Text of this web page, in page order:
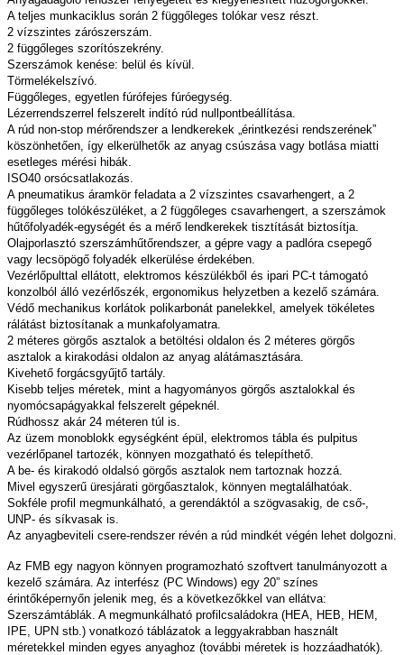
A teljes munkaciklus során 2 függőleges tolókar vesz részt.
2 vízszintes zárószerszám.
2 függőleges szorítószekrény.
Szerszámok kenése: belül és kívül.
Törmelékelszívó.
Függőleges, egyetlen fúrófejes fúróegység.
Lézerrendszerrel felszerelt indító rúd nullpontbeállítása.
A rúd non-stop mérőrendszer a lendkerekek „érintkezési rendszerének”
köszönhetően, így elkerülhetők az anyag csúszása vagy botlása miatti
esetleges mérési hibák.
ISO40 orsócsatlakozás.
A pneumatikus áramkör feladata a 2 vízszintes csavarhengert, a 2
függőleges tolókészüléket, a 2 függőleges csavarhengert, a szerszámok
hűtőfolyadék-egységét és a mérő lendkerekek tisztítását biztosítja.
Olajporlasztó szerszámhűtőrendszer, a gépre vagy a padlóra csepegő
vagy lecsöpögő folyadék elkerülése érdekében.
Vezérlőpulttal ellátott, elektromos készülékből és ipari PC-t támogató
konzolból álló vezérlőszék, ergonomikus helyzetben a kezelő számára.
Védő mechanikus korlátok polikarbonát panelekkel, amelyek tökéletes
rálátást biztosítanak a munkafolyamatra.
2 méteres görgős asztalok a betöltési oldalon és 2 méteres görgős
asztalok a kirakodási oldalon az anyag alátámasztására.
Kivehető forgácsgyűjtő tartály.
Kisebb teljes méretek, mint a hagyományos görgős asztalokkal és
nyomócsapágyakkal felszerelt gépeknél.
Rúdhossz akár 24 méteren túl is.
Az üzem monoblokk egységként épül, elektromos tábla és pulpitus
vezérlőpanel tartozék, könnyen mozgatható és telepíthető.
A be- és kirakodó oldalsó görgős asztalok nem tartoznak hozzá.
Mivel egyszerű üresjárati görgőasztalok, könnyen megtalálhatóak.
Sokféle profil megmunkálható, a gerendáktól a szögvasakig, de cső-,
UNP- és síkvasak is.
Az anyagbeviteli csere-rendszer révén a rúd mindkét végén lehet dolgozni.
Az FMB egy nagyon könnyen programozható szoftvert tanulmányozott a
kezelő számára. Az interfész (PC Windows) egy 20” színes
érintőképernyőn jelenik meg, és a következőkkel van ellátva:
Szerszámtáblák. A megmunkálható profilcsaládokra (HEA, HEB, HEM,
IPE, UPN stb.) vonatkozó táblázatok a leggyakrabban használt
méretekkel minden egyes anyaghoz (további méretek is hozzáadhatók).